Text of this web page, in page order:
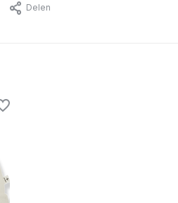
Delen